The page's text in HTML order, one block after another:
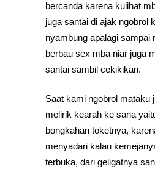
bercanda karena kulihat
juga santai di ajak ngobrol
nyambung apalagi sampai
berbau sex mba niar juga
santai sambil cekikikan.
Saat kami ngobrol mataku
melirik kearah ke sana
bongkahan toketnya,
menyadari kalau
terbuka, dari geligatnya